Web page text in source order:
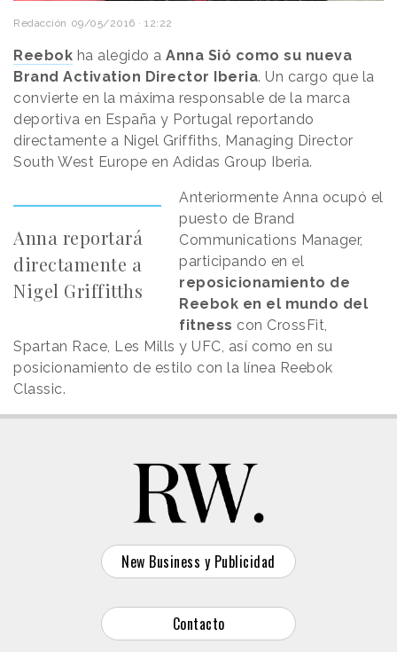
Redacción 09/05/2016 · 12:22
Reebok ha alegido a Anna Sió como su nueva
Brand Activation Director Iberia. Un cargo que la
convierte en la máxima responsable de la marca
deportiva en España y Portugal reportando
directamente a Nigel Griffiths, Managing Director
South West Europe en Adidas Group Iberia.
Anna reportará
directamente a
Nigel Griffitths
Anteriormente Anna ocupó el
puesto de Brand
Communications Manager,
participando en el
reposicionamiento de
Reebok en el mundo del
fitness con CrossFit,
Spartan Race, Les Mills y UFC, así como en su
posicionamiento de estilo con la línea Reebok
Classic.
New Business y Publicidad
Contacto